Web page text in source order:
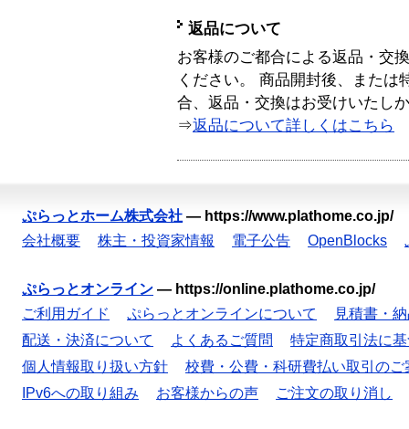
返品について
お客様のご都合による返品・交
ください。 商品開封後、または
合、返品・交換はお受けいたし
⇒返品について詳しくはこちら
ぷらっとホーム株式会社 — https://www.plathome.co.jp/
会社概要
株主・投資家情報 電子公告 OpenBlocks
ぷらっとオンライン — https://online.plathome.co.jp/
ご利用ガイド
ぷらっとオンラインについて
見積書・
配送・決済について
よくあるご質問
特定商取引法に
個人情報取り扱い方針
校費・公費・科研費払い取引のご
IPv6への取り組み
お客様からの声 ご注文の取り消し